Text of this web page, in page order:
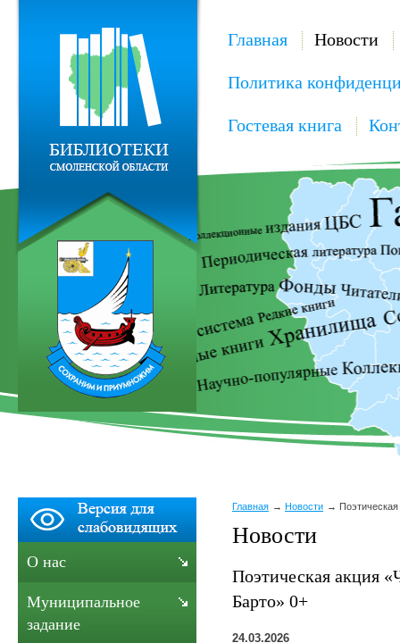
Главная Новости
Политика
Гостевая книга
Главная Новости
Новости
Поэтическая акция
Барто» 0+
24.03.2026
О нас
Муниципальное
задание